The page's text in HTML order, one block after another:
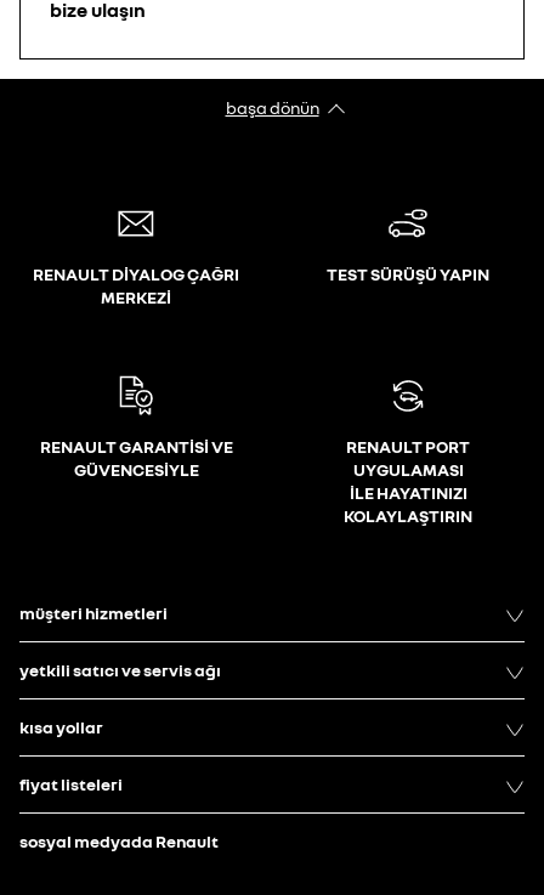
bize ulaşın
başa dönün
RENAULT DİYALOG ÇAĞRI
MERKEZİ
TEST SÜRÜŞÜ YAPIN
RENAULT GARANTİSİ VE
GÜVENCESİYLE
RENAULT PORT
UYGULAMASI
İLE HAYATINIZI
KOLAYLAŞTIRIN
müşteri hizmetleri
yetkili satıcı ve servis ağı
kısa yollar
fiyat listeleri
sosyal medyada Renault